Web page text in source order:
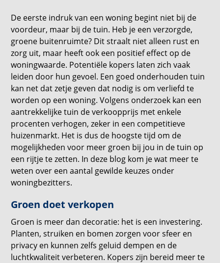
De eerste indruk van een woning begint niet bij de
voordeur, maar bij de tuin. Heb je een verzorgde,
groene buitenruimte? Dit straalt niet alleen rust en
zorg uit, maar heeft ook een positief effect op de
woningwaarde. Potentiële kopers laten zich vaak
leiden door hun gevoel. Een goed onderhouden tuin
kan net dat zetje geven dat nodig is om verliefd te
worden op een woning. Volgens onderzoek kan een
aantrekkelijke tuin de verkoopprijs met enkele
procenten verhogen, zeker in een competitieve
huizenmarkt. Het is dus de hoogste tijd om de
mogelijkheden voor meer groen bij jou in de tuin op
een rijtje te zetten. In deze blog kom je wat meer te
weten over een aantal gewilde keuzes onder
woningbezitters.
Groen doet verkopen
Groen is meer dan decoratie: het is een investering.
Planten, struiken en bomen zorgen voor sfeer en
privacy en kunnen zelfs geluid dempen en de
luchtkwaliteit verbeteren. Kopers zijn bereid meer te